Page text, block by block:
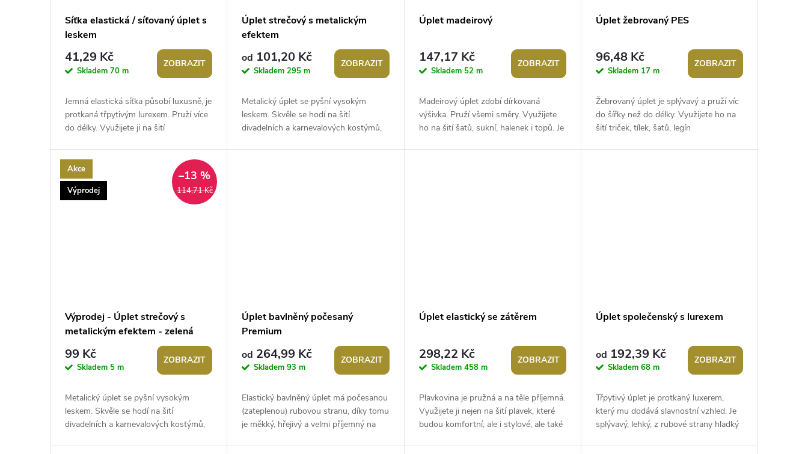
ů
k
Síťka elastická / síťovaný úplet s
leskem
41,29 Kč
Skladem 70 m
ZOBRAZIT
Jemná elastická síťka působí luxusně, je
protkaná třpytivým lurexem. Pruží více
do délky. Využijete ji na šití
Úplet strečový s metalickým
efektem
od 101,20 Kč
Skladem295 m
ZOBRAZIT
Metalický úplet se pyšní vysokým
leskem. Skvěle se hodí na šití
divadelních a karnevalových kostýmů,
Úplet madeirový
147,17 Kč
Skladem 52 m
ZOBRAZIT
Madeirový úplet zdobí dírkovaná
výšivka. Pruží všemi směry. Využijete
ho na šití šatů, sukní, halenek i topů. Je
Úplet žebrovaný PES
96,48 Kč
Skladem 17 m
ZOBRAZIT
Žebrovaný úplet je splývavý a pruží víc
do šířky než do délky. Využijete ho na
šití triček, tílek, šatů, legín
Akce
Výprodej
114,71 Kč
–13 %
Výprodej - Úplet strečový s
metalickým efektem - zelená
pastelová, 1m
99 Kč
Skladem 5 m
ZOBRAZIT
Metalický úplet se pyšní vysokým
leskem. Skvěle se hodí na šití
divadelních a karnevalových kostýmů,
Úplet bavlněný počesaný
Premium
od 264,99 Kč
Skladem93 m
ZOBRAZIT
Elastický bavlněný úplet má počesanou
(zateplenou) rubovou stranu, díky tomu
je měkký, hřejivý a velmi příjemný na
Úplet elastický se zátěrem
298,22 Kč
Skladem 458 m
ZOBRAZIT
Plavkovina je pružná a na těle příjemná.
Využijete ji nejen na šití plavek, které
budou komfortní, ale i stylové, ale také
Úplet společenský s lurexem
od 192,39 Kč
Skladem 68 m
ZOBRAZIT
Třpytivý úplet je protkaný luxerem,
který mu dodává slavnostní vzhled. Je
splývavý, lehký, z rubové strany hladký